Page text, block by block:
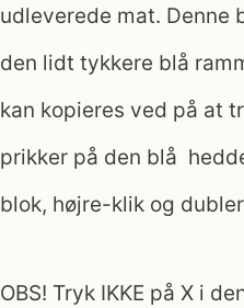
udleverede mat. Denne
den lidt tykkere blå
kan kopieres ved på at
prikker på den blå
blok, højre-klik og
OBS! Tryk IKKE på X i